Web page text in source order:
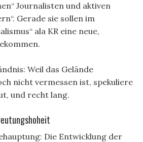
Journalisten und aktiven
Gerade sie sollen im
ala KR eine neue,
Weil das Gelände
nicht vermessen ist, spekuliere
und recht lang.
Die Entwicklung der